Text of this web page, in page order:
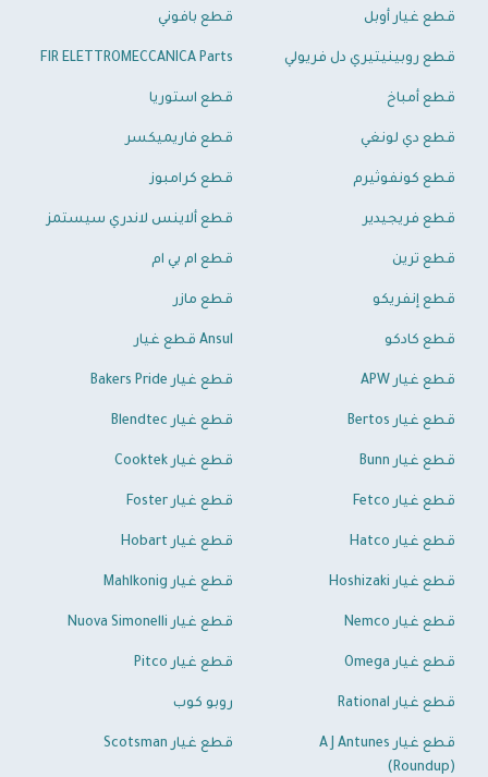
قطع غيار أوبل قطع بافوني
قطع روبينيتيري دل فريولي FIR ELETTROMECCANICA Parts
قطع أمباخ قطع استوريا
قطع دي لونغي قطع فاريميكسر
قطع كونفوثيرم قطع كرامبوز
قطع فريجيدير قطع ألاينس لاندري سيستمز
قطع ترين قطع ام بي ام
قطع إنفريكو قطع مازر
قطع كادكو Ansul قطع غيار
قطع غيار APW قطع غيار Bakers Pride
قطع غيار Bertos قطع غيار Blendtec
قطع غيار Bunn قطع غيار Cooktek
قطع غيار Fetco قطع غيار Foster
قطع غيار Hatco قطع غيار Hobart
قطع غيار Hoshizaki قطع غيار Mahlkonig
قطع غيار Nemco قطع غيار Nuova Simonelli
قطع غيار Omega قطع غيار Pitco
قطع غيار Rational روبو كوب
قطع غيار A J Antunes
(Roundup)
قطع غيار Scotsman